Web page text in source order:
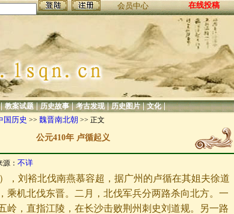
会员中心 在线投稿
教案试题|历史故事|考古发现|历史图片|文化|
国历史 >> 魏晋南北朝 >> 正文
公元410年 卢循起义
： 不详
，刘裕北伐南燕慕容超，据广州的卢循在其姐夫徐道
乘机北伐东晋。二月，北伐军兵分两路杀向北方。一
岭，直指江陵，在长沙击败荆州刺史刘道规。另一路